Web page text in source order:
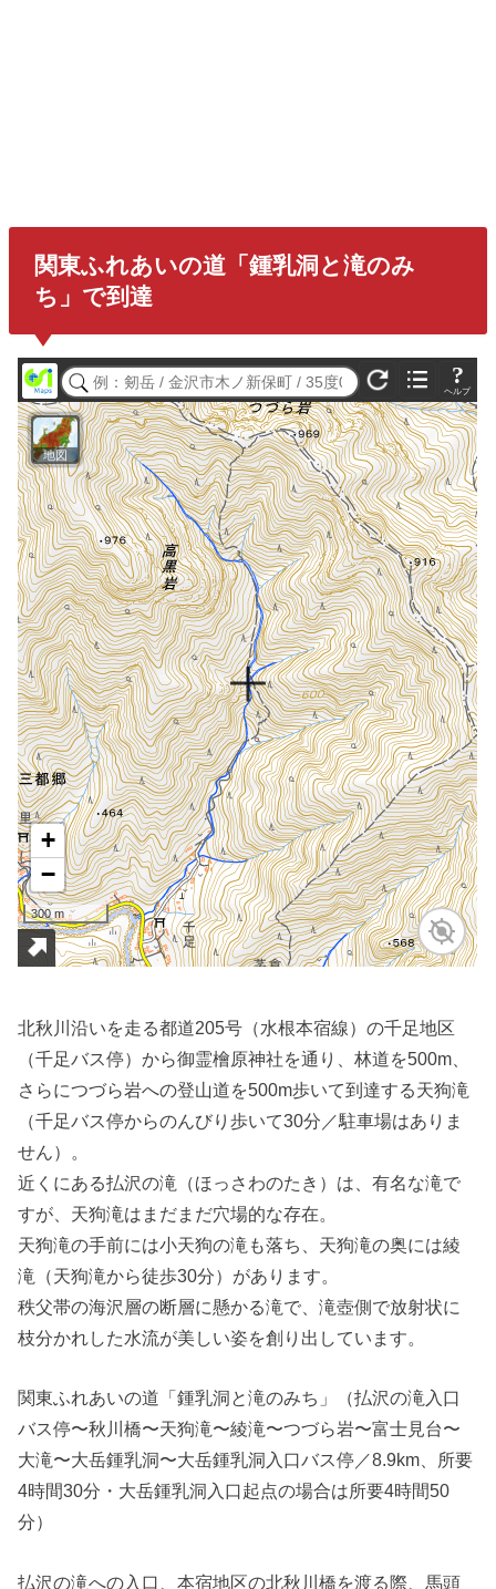
関東ふれあいの道「鍾乳洞と滝のみ
ち」で到達
北秋川沿いを走る都道205号（水根本宿線）の千足地区
（千足バス停）から御霊檜原神社を通り、林道を500m、
さらにつづら岩への登山道を500m歩いて到達する天狗滝
（千足バス停からのんびり歩いて30分／駐車場はありま
せん）。
近くにある払沢の滝（ほっさわのたき）は、有名な滝で
すが、天狗滝はまだまだ穴場的な存在。
天狗滝の手前には小天狗の滝も落ち、天狗滝の奥には綾
滝（天狗滝から徒歩30分）があります。
秩父帯の海沢層の断層に懸かる滝で、滝壺側で放射状に
枝分かれした水流が美しい姿を創り出しています。
関東ふれあいの道「鍾乳洞と滝のみち」（払沢の滝入口
バス停〜秋川橋〜天狗滝〜綾滝〜つづら岩〜富士見台〜
大滝〜大岳鍾乳洞〜大岳鍾乳洞入口バス停／8.9km、所要
4時間30分・大岳鍾乳洞入口起点の場合は所要4時間50
分）
払沢の滝への入口、本宿地区の北秋川橋を渡る際、馬頭